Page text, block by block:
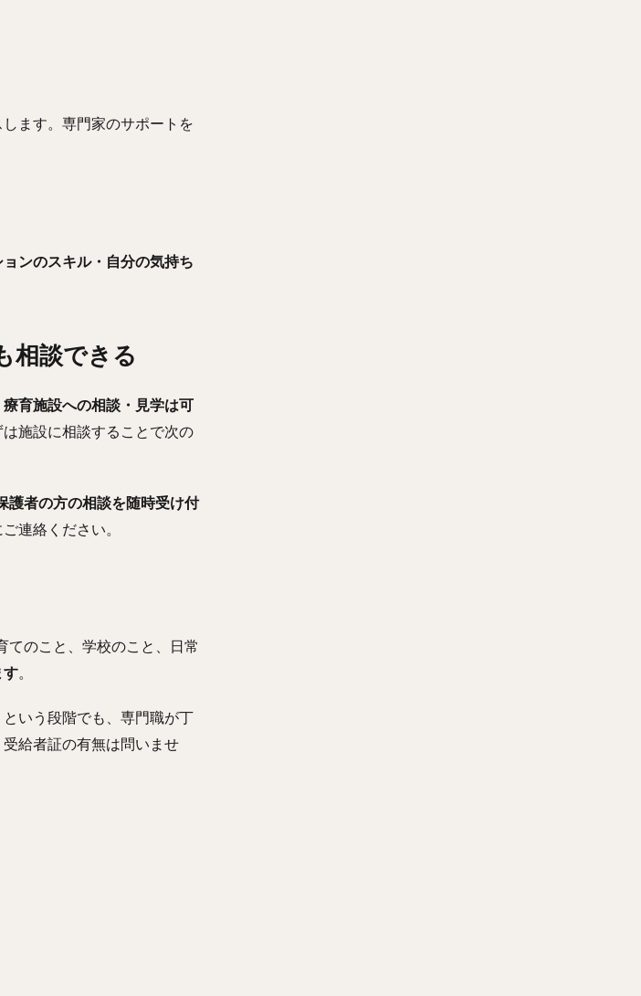
ます。専門家のサポートを
ンのスキル・自分の気持ち
相談できる
療育施設への相談・見学は可
施設に相談することで次の
護者の方の相談を随時受け付
連絡ください。
てのこと、学校のこと、日常
す。
いう段階でも、専門職が丁
給者証の有無は問いませ